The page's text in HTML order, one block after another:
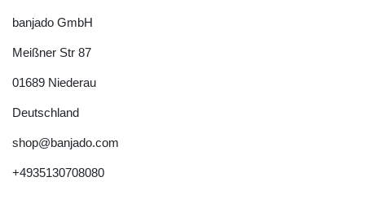
banjado GmbH
Meißner Str 87
01689 Niederau
Deutschland
shop@banjado.com
+4935130708080